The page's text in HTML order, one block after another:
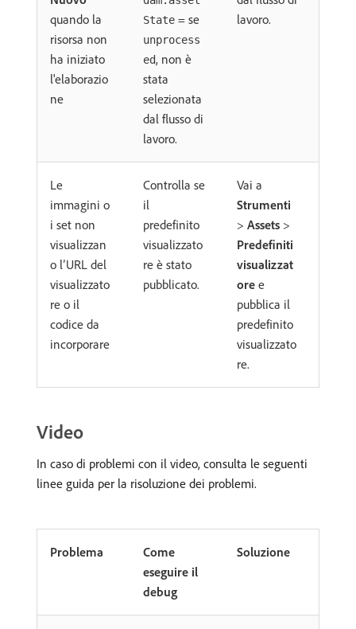
quando la
risorsa non
ha iniziato
l'elaborazio
ne
State = se
unprocess
ed, non è
stata
selezionata
dal flusso di
lavoro.
lavoro.
Le
immagini o
i set non
visualizzan
o l’URL del
visualizzato
re o il
codice da
incorporare
Controlla se
il
predefinito
visualizzato
re è stato
pubblicato.
Vai a
Strumenti
> Assets >
Predefiniti
visualizzat
ore e
pubblica il
predefinito
visualizzato
re.
Video
In caso di problemi con il video, consulta le seguenti
linee guida per la risoluzione dei problemi.
Problema
Come
eseguire il
debug
Soluzione